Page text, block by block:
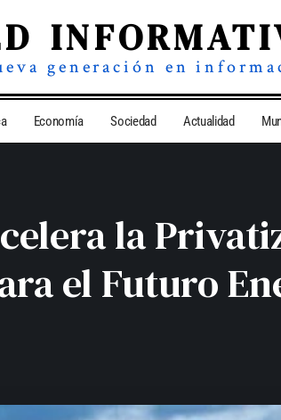
generación en
Economía Sociedad Actualidad
la
el Futuro